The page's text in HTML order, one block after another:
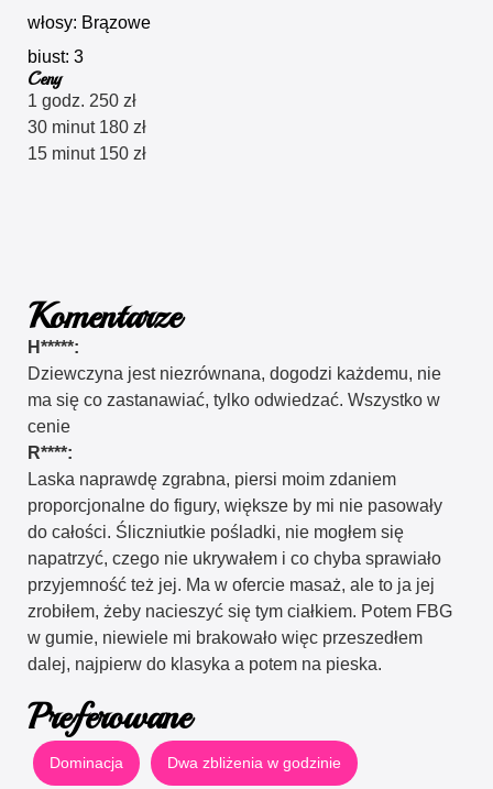
włosy: Brązowe
biust: 3
Ceny
1 godz. 250 zł
30 minut 180 zł
15 minut 150 zł
Komentarze
H*****:
Dziewczyna jest niezrównana, dogodzi każdemu, nie
ma się co zastanawiać, tylko odwiedzać. Wszystko w
cenie
R****:
Laska naprawdę zgrabna, piersi moim zdaniem
proporcjonalne do figury, większe by mi nie pasowały
do całości. Śliczniutkie pośladki, nie mogłem się
napatrzyć, czego nie ukrywałem i co chyba sprawiało
przyjemność też jej. Ma w ofercie masaż, ale to ja jej
zrobiłem, żeby nacieszyć się tym ciałkiem. Potem FBG
w gumie, niewiele mi brakowało więc przeszedłem
dalej, najpierw do klasyka a potem na pieska.
Preferowane
Dominacja Dwa zbliżenia w godzinie